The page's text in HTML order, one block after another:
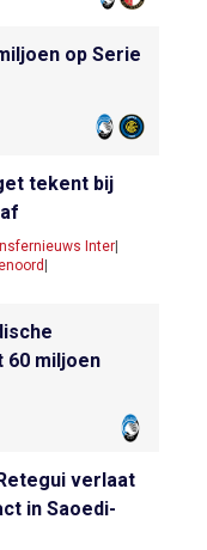
op Serie
tekent bij
Inter|
|
60 miljoen
verlaat
in Saoedi-